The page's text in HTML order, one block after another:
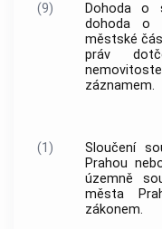
(9)
Dohoda o
dohoda o
městské
práv
záznamem.
(1) Sloučení
Prahou
územně
města
zákonem.